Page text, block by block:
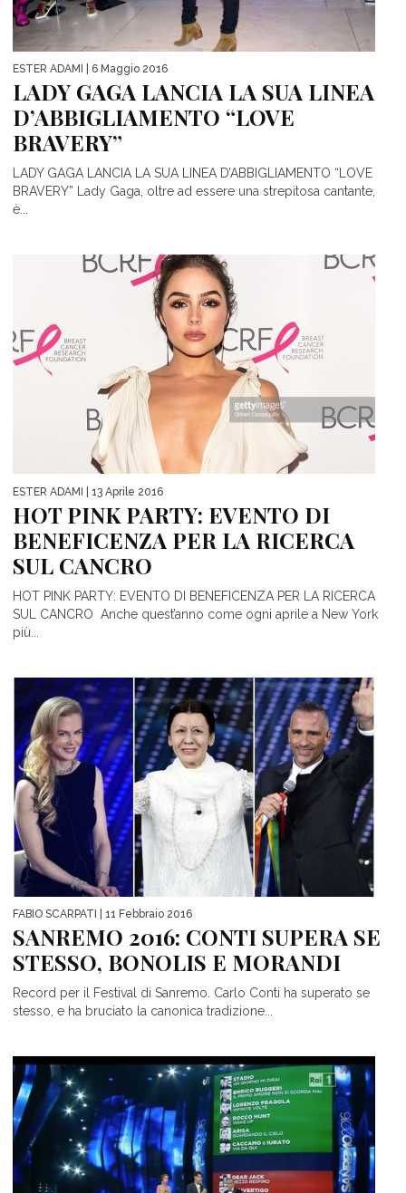
ESTER ADAMI | 6 Maggio 2016
LADY GAGA LANCIA LA SUA LINEA
D’ABBIGLIAMENTO “LOVE
BRAVERY”
LADY GAGA LANCIA LA SUA LINEA D’ABBIGLIAMENTO “LOVE
BRAVERY” Lady Gaga, oltre ad essere una strepitosa cantante,
è...
ESTER ADAMI | 13 Aprile 2016
HOT PINK PARTY: EVENTO DI
BENEFICENZA PER LA RICERCA
SUL CANCRO
HOT PINK PARTY: EVENTO DI BENEFICENZA PER LA RICERCA
SUL CANCRO Anche quest’anno come ogni aprile a New York
più...
FABIO SCARPATI | 11 Febbraio 2016
SANREMO 2016: CONTI SUPERA SE
STESSO, BONOLIS E MORANDI
Record per il Festival di Sanremo. Carlo Conti ha superato se
stesso, e ha bruciato la canonica tradizione...